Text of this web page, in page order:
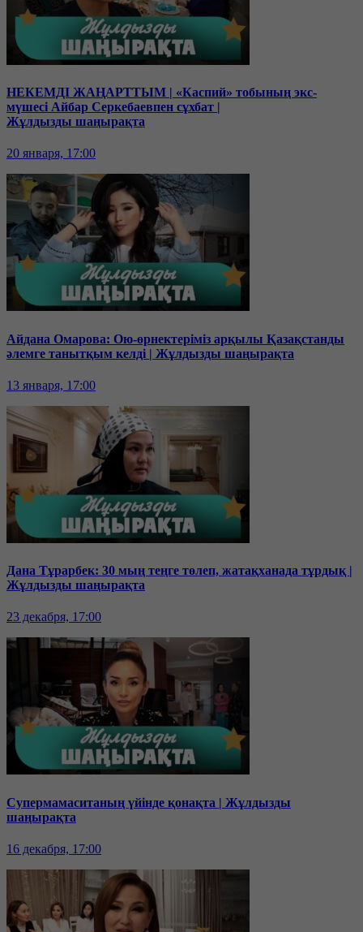
НЕКЕМДІ ЖАҢАРТТЫМ | «Каспий» тобының экс-
мүшесі Айбар Серкебаевпен сұхбат |
Жұлдызды шаңырақта
20 января, 17:00
Айдана Омарова: Ою-өрнектеріміз арқылы Қазақстанды
әлемге танытқым келді | Жұлдызды шаңырақта
13 января, 17:00
Дана Тұрарбек: 30 мың теңге төлеп, жатақханада тұрдық |
Жұлдызды шаңырақта
23 декабря, 17:00
Супермамаситаның үйінде қонақта | Жұлдызды
шаңырақта
16 декабря, 17:00